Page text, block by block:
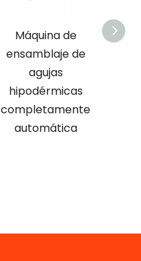
Máquina de
ensamblaje de
agujas
hipodérmicas
completamente
automática